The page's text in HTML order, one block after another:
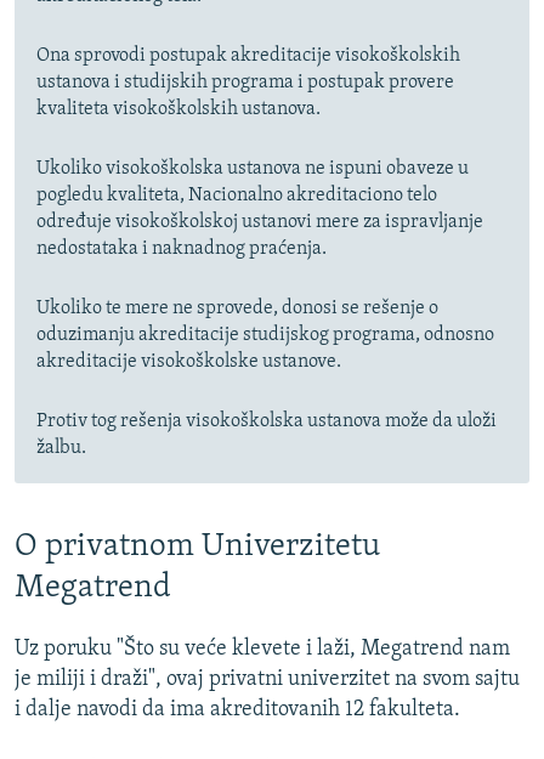
Ona sprovodi postupak akreditacije visokoškolskih
ustanova i studijskih programa i postupak provere
kvaliteta visokoškolskih ustanova.
Ukoliko visokoškolska ustanova ne ispuni obaveze u
pogledu kvaliteta, Nacionalno akreditaciono telo
određuje visokoškolskoj ustanovi mere za ispravljanje
nedostataka i naknadnog praćenja.
Ukoliko te mere ne sprovede, donosi se rešenje o
oduzimanju akreditacije studijskog programa, odnosno
akreditacije visokoškolske ustanove.
Protiv tog rešenja visokoškolska ustanova može da uloži
žalbu.
O privatnom Univerzitetu
Megatrend
Uz poruku "Što su veće klevete i laži, Megatrend nam
je miliji i draži", ovaj privatni univerzitet na svom sajtu
i dalje navodi da ima akreditovanih 12 fakulteta.